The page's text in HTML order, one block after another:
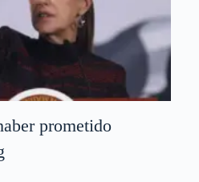
prometido